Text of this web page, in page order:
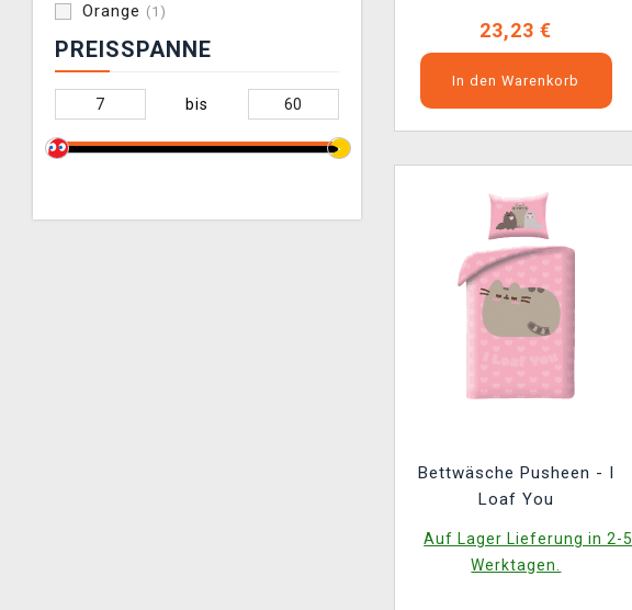
Orange (1)
PREISSPANNE
bis
23,23 €
In den Warenkorb
Bettwäsche Pusheen - I
Loaf You
Auf Lager Lieferung in 2-5
Werktagen.